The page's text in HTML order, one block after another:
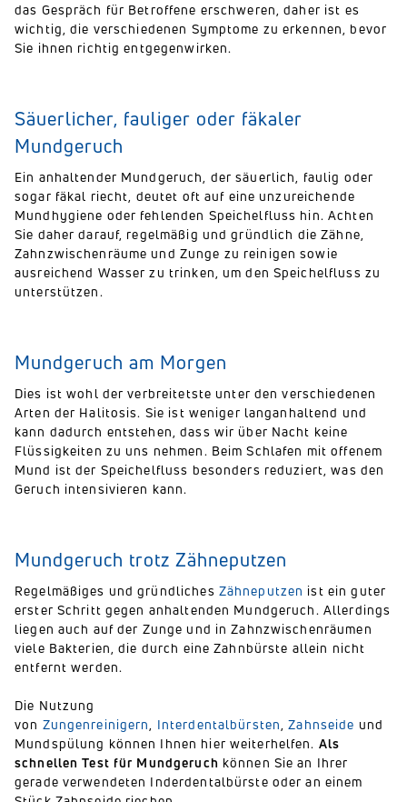
das Gespräch für Betroffene erschweren, daher ist es
wichtig, die verschiedenen Symptome zu erkennen, bevor
Sie ihnen richtig entgegenwirken.
Säuerlicher, fauliger oder fäkaler
Mundgeruch
Ein anhaltender Mundgeruch, der säuerlich, faulig oder
sogar fäkal riecht, deutet oft auf eine unzureichende
Mundhygiene oder fehlenden Speichelfluss hin. Achten
Sie daher darauf, regelmäßig und gründlich die Zähne,
Zahnzwischenräume und Zunge zu reinigen sowie
ausreichend Wasser zu trinken, um den Speichelfluss zu
unterstützen.
Mundgeruch am Morgen
Dies ist wohl der verbreitetste unter den verschiedenen
Arten der Halitosis. Sie ist weniger langanhaltend und
kann dadurch entstehen, dass wir über Nacht keine
Flüssigkeiten zu uns nehmen. Beim Schlafen mit offenem
Mund ist der Speichelfluss besonders reduziert, was den
Geruch intensivieren kann.
Mundgeruch trotz Zähneputzen
Regelmäßiges und gründliches Zähneputzen ist ein guter
erster Schritt gegen anhaltenden Mundgeruch. Allerdings
liegen auch auf der Zunge und in Zahnzwischenräumen
viele Bakterien, die durch eine Zahnbürste allein nicht
entfernt werden.
Die Nutzung
von Zungenreinigern, Interdentalbürsten,Zahnseide und
Mundspülung können Ihnen hier weiterhelfen. Als
schnellen Test für Mundgeruch können Sie an Ihrer
gerade verwendeten Inderdentalbürste oder an einem